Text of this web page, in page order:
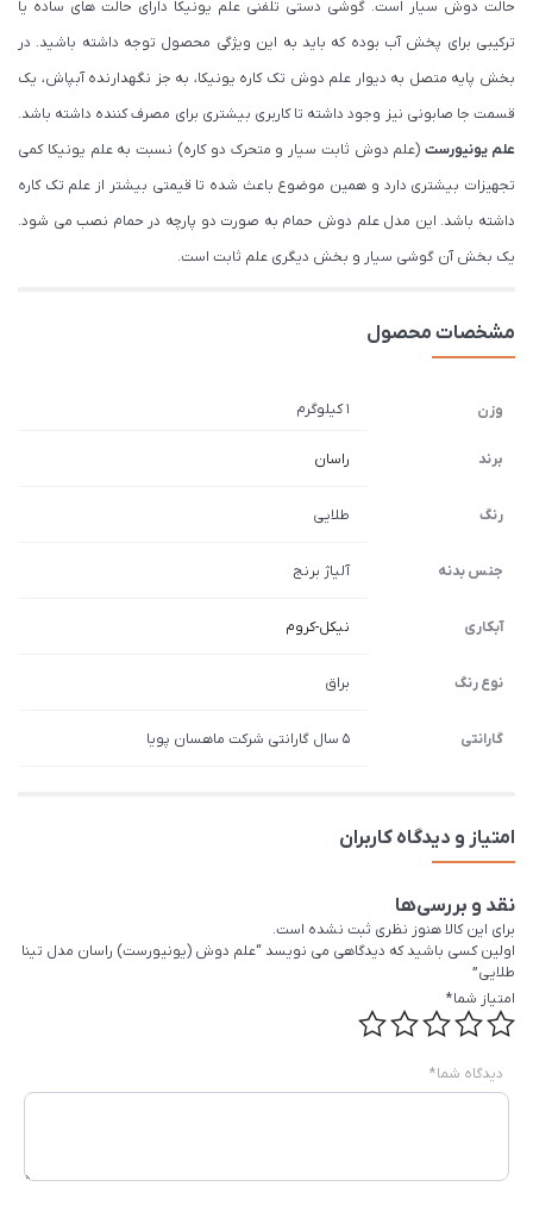
حالت دوش سیار است. گوشی دستی تلفنی علم یونیکا دارای حالت های ساده یا
ترکیبی برای پخش آب بوده که باید به این ویژگی محصول توجه داشته باشید. در
بخش پایه متصل به دیوار علم دوش تک کاره یونیکا، به جز نگهدارنده آبپاش، یک
قسمت جا صابونی نیز وجود داشته تا کاربری بیشتری برای مصرف کننده داشته باشد.
علم یونیورست(علم دوش ثابت سیار و متحرک دو کاره) نسبت به علم یونیکا کمی
تجهیزات بیشتری دارد و همین موضوع باعث شده تا قیمتی بیشتر از علم تک کاره
داشته باشد. این مدل علم دوش حمام به صورت دو پارچه در حمام نصب می شود.
یک بخش آن گوشی سیار و بخش دیگری علم ثابت است.
مشخصات محصول
وزن 1 کیلوگرم
برند راسان
رنگ طلایی
جنس بدنه آلیاژ برنج
آبکاری نیکل-کروم
نوع رنگ براق
گارانتی 5 سال گارانتی شرکت ماهسان پویا
امتیاز و دیدگاه کاربران
نقد و بررسی‌ها
برای این کالا هنوز نظری ثبت نشده است.
اولین کسی باشید که دیدگاهی می نویسد “علم دوش (یونیورست) راسان مدل تینا
طلایی”
امتیاز شما*
دیدگاه شما*